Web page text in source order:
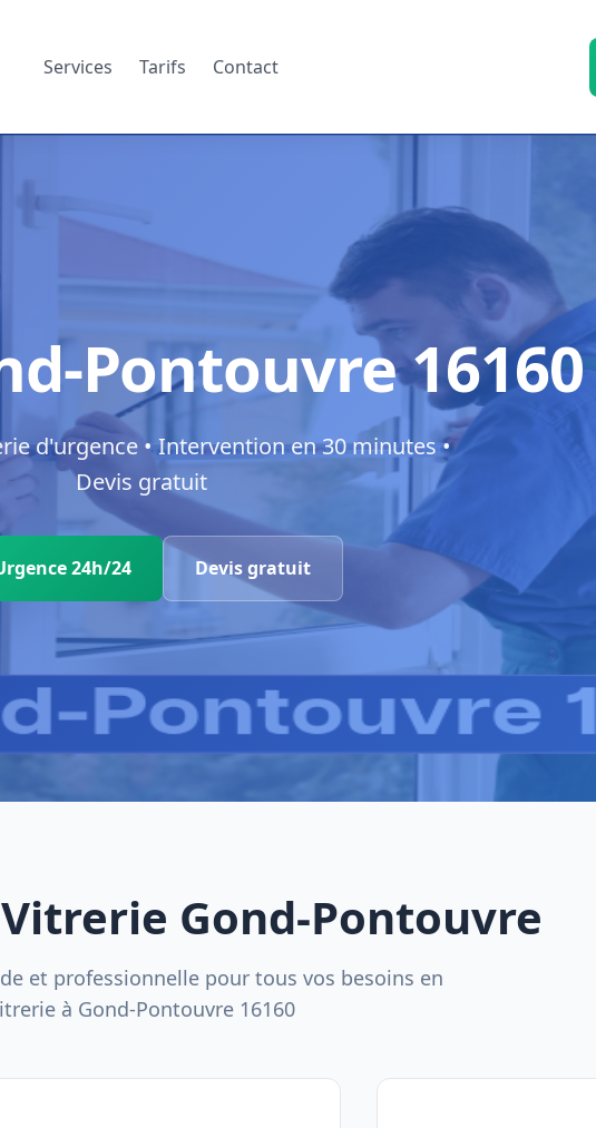
Services Tarifs Contact
Pontouvre 16160
d'urgence • Intervention en 30 minutes •
Devis gratuit
24h/24 Devis gratuit
Gond-Pontouvre
et professionnelle pour tous vos besoins en
à Gond-Pontouvre 16160